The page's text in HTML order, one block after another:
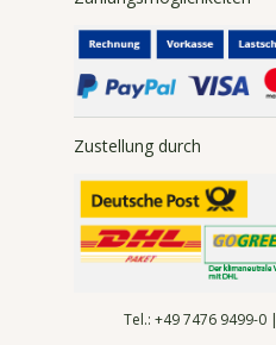
Zustellung durch
Tel.: +49 74769499-0 |